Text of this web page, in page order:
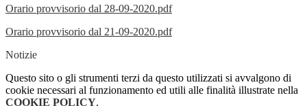
Orario provvisorio dal 28-09-2020.pdf
Orario provvisorio dal 21-09-2020.pdf
Notizie
Questo sito o gli strumenti terzi da questo utilizzati si avvalgono di
cookie necessari al funzionamento ed utili alle finalità illustrate nella
COOKIE POLICY.